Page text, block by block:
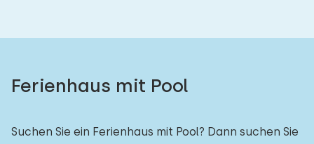
Ferienhaus mit Pool
Suchen Sie ein Ferienhaus mit Pool? Dann suchen Sie